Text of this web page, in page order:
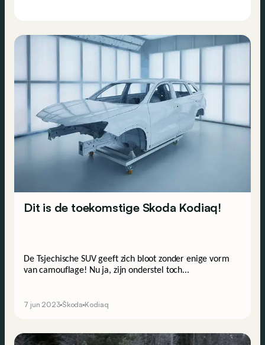
Dit is de toekomstige Skoda Kodiaq!
De Tsjechische SUV geeft zich bloot zonder enige vorm
van camouflage! Nu ja, zijn onderstel toch...
7 jun 2023 Škoda Kodiaq